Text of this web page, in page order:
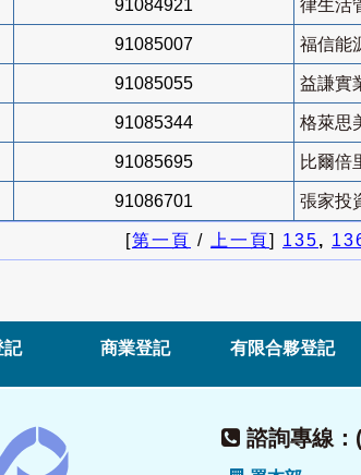
91084921 律生活
91085007 福信能
91085055 益謙實
91085344 格萊思
91085695 比爾倍
91086701 張家投
[第一頁 / 上一頁] 135,
記 商業登記 有限合夥登記
諮詢專線：